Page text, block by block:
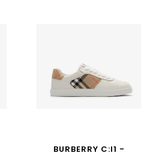
BURBERRY C:I1 -